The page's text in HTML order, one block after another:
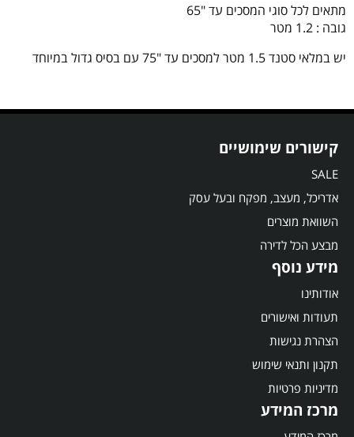
מתאים לכל סוגי המסכים עד "65
גובה : 1.2 מטר
יש במלאי סטנד 1.5 מטר למסכים עד "75 עם בסיס גדול במיוחד
קישורים שימושיים
SALE
אדריכל, מעצב, מפקח ובעל עסק
השוואת מוצרים
מבצע הכל לדירה
מידע נוסף
אודותינו
תעודות ואישורים
הצהרת נגישות
תקנון ותנאי שימוש
מדיניות פרטיות
מרכז המידע